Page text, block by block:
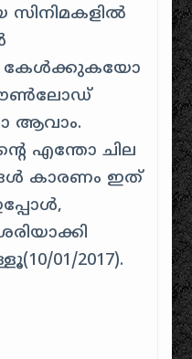
സിനിമകളിൽ
കേൾക്കുകയോ
ആവാം.
എന്തോ ചില
കാരണം ഇത്
01/2017).